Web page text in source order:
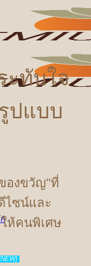
ะทับใจ
ปแบบ
องขวัญ"ที่
ไซน์และ
ห้คนพิเศษ